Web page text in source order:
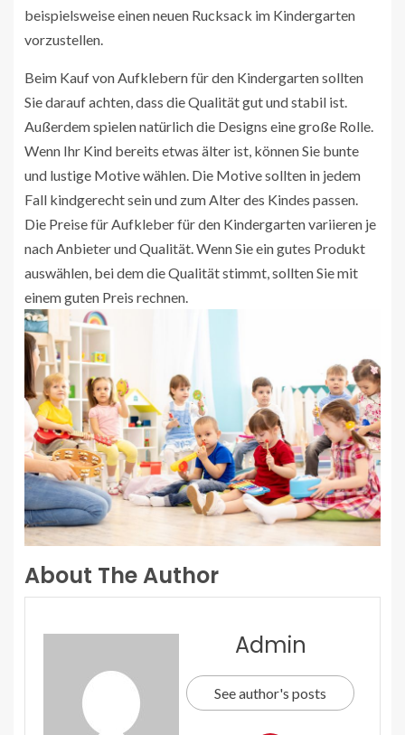
beispielsweise einen neuen Rucksack im Kindergarten
vorzustellen.
Beim Kauf von Aufklebern für den Kindergarten sollten
Sie darauf achten, dass die Qualität gut und stabil ist.
Außerdem spielen natürlich die Designs eine große Rolle.
Wenn Ihr Kind bereits etwas älter ist, können Sie bunte
und lustige Motive wählen. Die Motive sollten in jedem
Fall kindgerecht sein und zum Alter des Kindes passen.
Die Preise für Aufkleber für den Kindergarten variieren je
nach Anbieter und Qualität. Wenn Sie ein gutes Produkt
auswählen, bei dem die Qualität stimmt, sollten Sie mit
einem guten Preis rechnen.
About The Author
Admin
See author's posts